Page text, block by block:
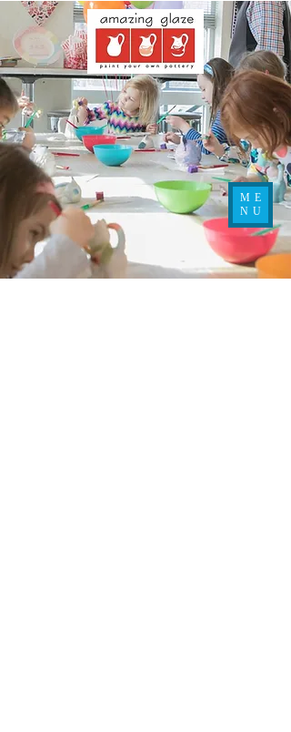
ME
NU